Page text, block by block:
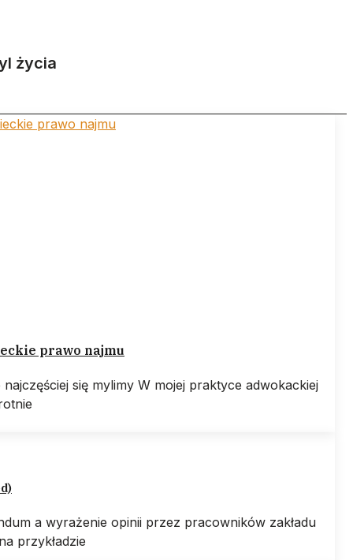
życia
prawo najmu
najczęściej się mylimy W mojej praktyce adwokackiej
a wyrażenie opinii przez pracowników zakładu
przykładzie